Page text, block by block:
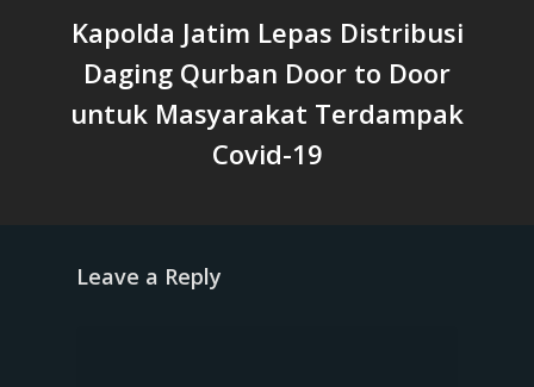
Kapolda Jatim Lepas Distribusi
Daging Qurban Door to Door
untuk Masyarakat Terdampak
Covid-19
Leave a Reply